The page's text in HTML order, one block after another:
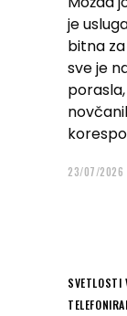
je
bitna
sve je
23/07/2026
SVETLOSTI